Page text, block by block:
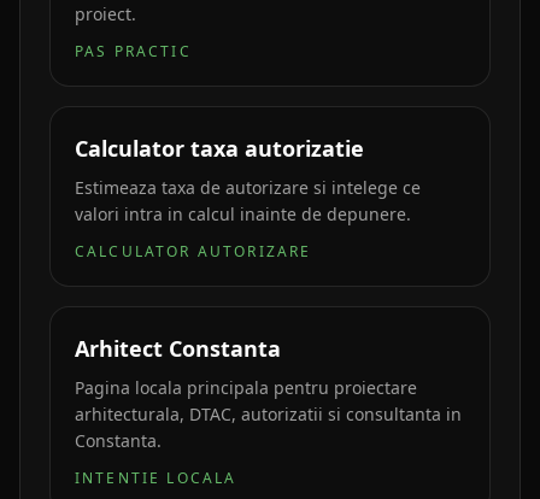
proiect.
PAS PRACTIC
Calculator taxa autorizatie
Estimeaza taxa de autorizare si intelege ce
valori intra in calcul inainte de depunere.
CALCULATOR AUTORIZARE
Arhitect Constanta
Pagina locala principala pentru proiectare
arhitecturala, DTAC, autorizatii si consultanta in
Constanta.
INTENTIE LOCALA